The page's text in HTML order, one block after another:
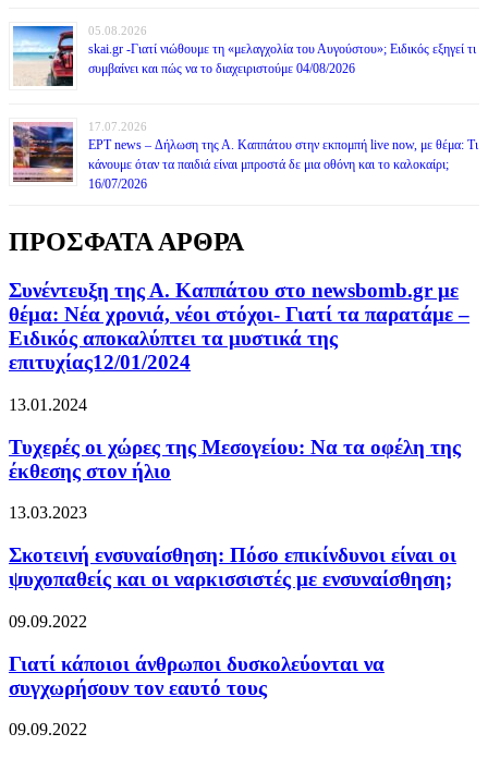
05.08.2026
skai.gr -Γιατί νιώθουμε τη «μελαγχολία του Αυγούστου»; Ειδικός εξηγεί τι
συμβαίνει και πώς να το διαχειριστούμε 04/08/2026
17.07.2026
ΕΡΤ news – Δήλωση της Α. Καππάτου στην εκπομπή live now, με θέμα: Τι
κάνουμε όταν τα παιδιά είναι μπροστά δε μια οθόνη και το καλοκαίρι;
16/07/2026
ΠΡΟΣΦΑΤΑ ΑΡΘΡΑ
Συνέντευξη της Α. Καππάτου στο newsbomb.gr με
θέμα: Νέα χρονιά, νέοι στόχοι- Γιατί τα παρατάμε –
Ειδικός αποκαλύπτει τα μυστικά της
επιτυχίας12/01/2024
13.01.2024
Τυχερές οι χώρες της Μεσογείου: Να τα οφέλη της
έκθεσης στον ήλιο
13.03.2023
Σκοτεινή ενσυναίσθηση: Πόσο επικίνδυνοι είναι οι
ψυχοπαθείς και οι ναρκισσιστές με ενσυναίσθηση;
09.09.2022
Γιατί κάποιοι άνθρωποι δυσκολεύονται να
συγχωρήσουν τον εαυτό τους
09.09.2022